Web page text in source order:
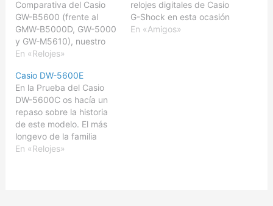
Comparativa del Casio
GW-B5600 (frente al
GMW-B5000D, GW-5000
y GW-M5610), nuestro
fiel seguidor WR_100, se
que en su Casio DW-
5600E era normal que el
botón de ajuste
(ADJUST), el situado
arriba a la izquierda
estuviera tan hundido. Ya
sabemos que
En «Relojes»
relojes digitales de Casio
G-Shock en esta ocasión
sobre el DW-5600BB. Se
En «Amigos»
Casio DW-5600E
En la Prueba del Casio
DW-5600C os hacía un
repaso sobre la historia
de este modelo. El más
longevo de la familia
Casio G-Shock. El DW-
En «Relojes»